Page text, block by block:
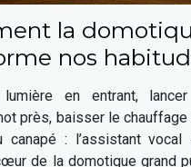
la
nos
assistants
en entrant,
près, baisser le chauffage
: l’assistant vocal
de la domotique grand